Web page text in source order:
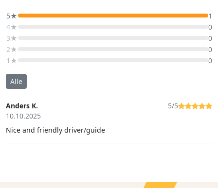
5★
1
4★
0
3★
0
2★
0
1★
0
Alle
Anders K.
10.10.2025
5/5
Nice and friendly driver/guide